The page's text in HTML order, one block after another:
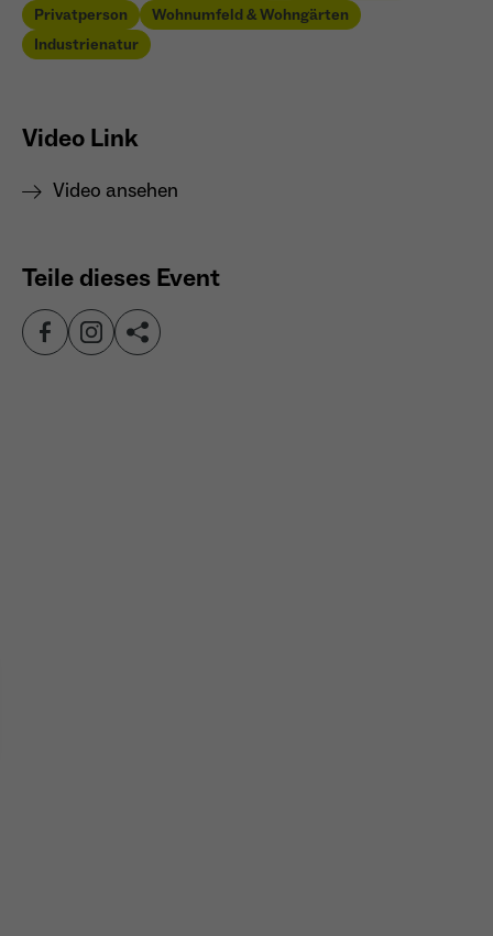
Privatperson
Wohnumfeld & Wohngärten
Industrienatur
Video Link
Video ansehen
Teile dieses Event